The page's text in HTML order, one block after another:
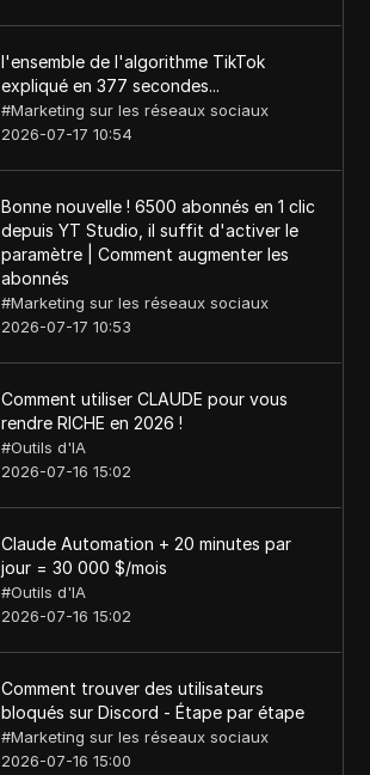
l'ensemble de l'algorithme TikTok
expliqué en 377 secondes...
#Marketing sur les réseaux sociaux
2026-07-17 10:54
Bonne nouvelle ! 6500 abonnés en 1 clic
depuis YT Studio, il suffit d'activer le
paramètre | Comment augmenter les
abonnés
#Marketing sur les réseaux sociaux
2026-07-17 10:53
Comment utiliser CLAUDE pour vous
rendre RICHE en 2026 !
#Outils d'IA
2026-07-16 15:02
Claude Automation + 20 minutes par
jour = 30 000 $/mois
#Outils d'IA
2026-07-16 15:02
Comment trouver des utilisateurs
bloqués sur Discord - Étape par étape
#Marketing sur les réseaux sociaux
2026-07-16 15:00